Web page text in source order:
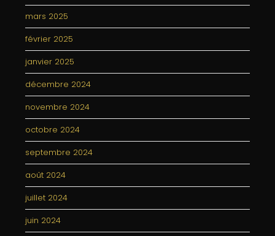
mars 2025
février 2025
janvier 2025
décembre 2024
novembre 2024
octobre 2024
septembre 2024
août 2024
juillet 2024
juin 2024